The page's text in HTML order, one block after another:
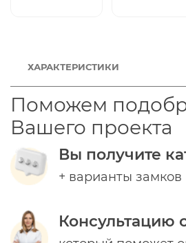
ХАРАКТЕРИСТИКИ
Поможем
Вашего проекта
Вы получите
+ варианты
Консультацию